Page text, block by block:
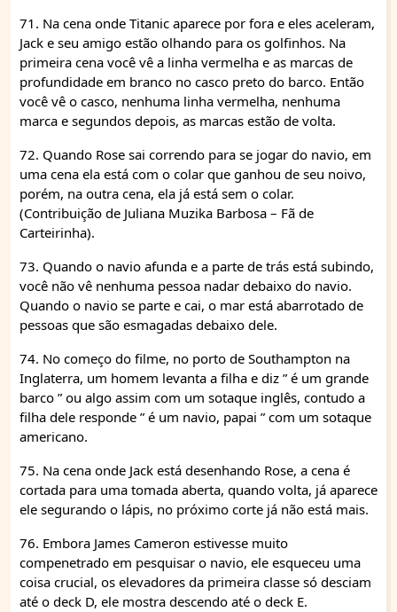
71. Na cena onde Titanic aparece por fora e eles aceleram,
Jack e seu amigo estão olhando para os golfinhos. Na
primeira cena você vê a linha vermelha e as marcas de
profundidade em branco no casco preto do barco. Então
você vê o casco, nenhuma linha vermelha, nenhuma
marca e segundos depois, as marcas estão de volta.
72. Quando Rose sai correndo para se jogar do navio, em
uma cena ela está com o colar que ganhou de seu noivo,
porém, na outra cena, ela já está sem o colar.
(Contribuição de Juliana Muzika Barbosa – Fã de
Carteirinha).
73. Quando o navio afunda e a parte de trás está subindo,
você não vê nenhuma pessoa nadar debaixo do navio.
Quando o navio se parte e cai, o mar está abarrotado de
pessoas que são esmagadas debaixo dele.
74. No começo do filme, no porto de Southampton na
Inglaterra, um homem levanta a filha e diz ” é um grande
barco ” ou algo assim com um sotaque inglês, contudo a
filha dele responde ” é um navio, papai ” com um sotaque
americano.
75. Na cena onde Jack está desenhando Rose, a cena é
cortada para uma tomada aberta, quando volta, já aparece
ele segurando o lápis, no próximo corte já não está mais.
76. Embora James Cameron estivesse muito
compenetrado em pesquisar o navio, ele esqueceu uma
coisa crucial, os elevadores da primeira classe só desciam
até o deck D, ele mostra descendo até o deck E.